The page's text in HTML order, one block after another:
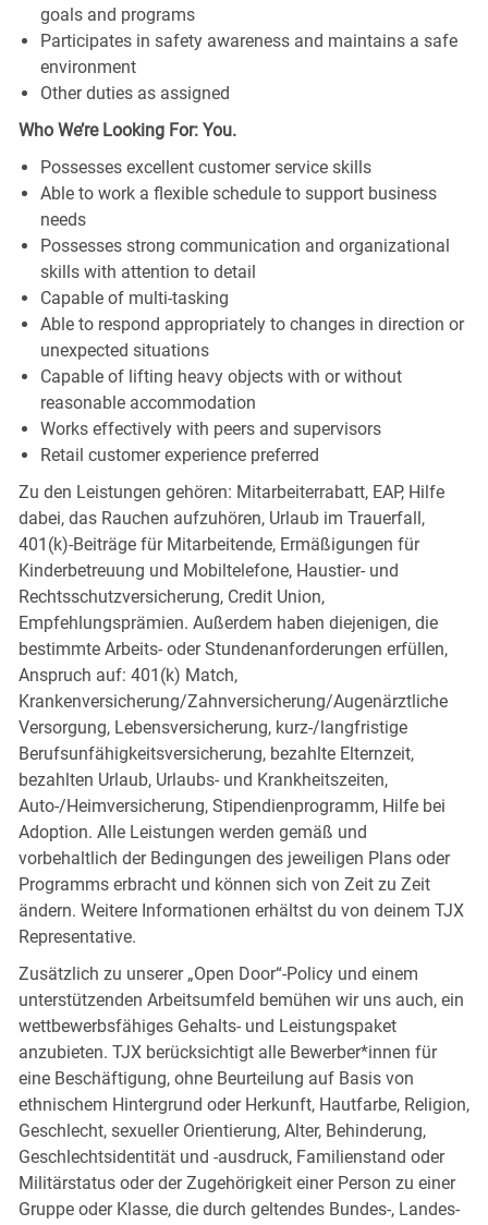
goals and programs
Participates in safety awareness and maintains a safe
environment
Other duties as assigned
Who We’re Looking For: You.
Possesses excellent customer service skills
Able to work a flexible schedule to support business
needs
Possesses strong communication and organizational
skills with attention to detail
Capable of multi-tasking
Able to respond appropriately to changes in direction or
unexpected situations
Capable of lifting heavy objects with or without
reasonable accommodation
Works effectively with peers and supervisors
Retail customer experience preferred
Zu den Leistungen gehören: Mitarbeiterrabatt, EAP, Hilfe
dabei, das Rauchen aufzuhören, Urlaub im Trauerfall,
401(k)-Beiträge für Mitarbeitende, Ermäßigungen für
Kinderbetreuung und Mobiltelefone, Haustier- und
Rechtsschutzversicherung, Credit Union,
Empfehlungsprämien. Außerdem haben diejenigen, die
bestimmte Arbeits- oder Stundenanforderungen erfüllen,
Anspruch auf: 401(k) Match,
Krankenversicherung/Zahnversicherung/Augenärztliche
Versorgung, Lebensversicherung, kurz-/langfristige
Berufsunfähigkeitsversicherung, bezahlte Elternzeit,
bezahlten Urlaub, Urlaubs- und Krankheitszeiten,
Auto-/Heimversicherung, Stipendienprogramm, Hilfe bei
Adoption. Alle Leistungen werden gemäß und
vorbehaltlich der Bedingungen des jeweiligen Plans oder
Programms erbracht und können sich von Zeit zu Zeit
ändern. Weitere Informationen erhältst du von deinem TJX
Representative.
Zusätzlich zu unserer „Open Door“-Policy und einem
unterstützenden Arbeitsumfeld bemühen wir uns auch, ein
wettbewerbsfähiges Gehalts- und Leistungspaket
anzubieten. TJX berücksichtigt alle Bewerber*innen für
eine Beschäftigung, ohne Beurteilung auf Basis von
ethnischem Hintergrund oder Herkunft, Hautfarbe, Religion,
Geschlecht, sexueller Orientierung, Alter, Behinderung,
Geschlechtsidentität und -ausdruck, Familienstand oder
Militärstatus oder der Zugehörigkeit einer Person zu einer
Gruppe oder Klasse, die durch geltendes Bundes-, Landes-